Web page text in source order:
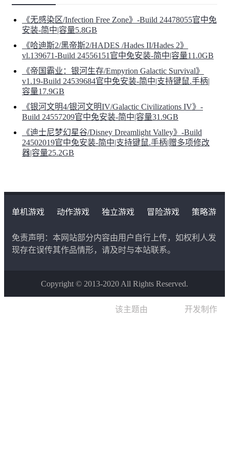
《无感染区/Infection Free Zone》-Build 24478055官中免
安装-简中|容量5.8GB
《哈迪斯2/黑帝斯2/HADES /Hades II/Hades 2》
vl.139671-Build 24556151官中免安装-简中|容量11.0GB
《帝国霸业：银河生存/Empyrion Galactic Survival》
v1.19-Build 24539684官中免安装-简中|支持键鼠.手柄|
容量17.9GB
《银河文明4/银河文明IV/Galactic Civilizations IV》-
Build 24557209官中免安装-简中|容量31.9GB
《迪士尼梦幻星谷/Disney Dreamlight Valley》-Build
24502019官中免安装-简中|支持键鼠.手柄|赠多项修改
器|容量25.2GB
单机游戏 动作游戏 独立游戏 冒险游戏
策略游
免责声明：本网站部分内容由用户自行上传，如权利人发
现存在误传其作品情形，请及时与本站联系。
Copyright © 2013-2020 All Rights Reserved.
该主题由 开发制作